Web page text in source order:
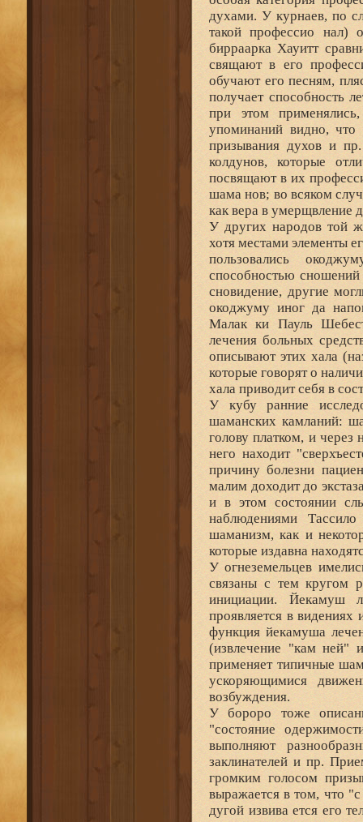
духами. У курнаев, по
такой профессио нал)
бирраарка Хауитт
свящают в его
обучают его песням,
получает способность
при этом
упоминаний видно, что
призывания духов и
колдунов, которые
посвящают в их
шама нов; во всяком
как вера в умерщвление
У других народов той
хотя местами элементы
пользовались
способностью
сновидение, другие
окоджуму иног да
Малак ки Пауль
лечения больных
описывают этих хала
которые говорят о
хала приводит себя в
У кубу ранние
шаманских камланий:
голову платком, и
него находит
причину болезни
малим доходит до
и в этом состоянии
наблюдениями
шаманизм, как и
которые издавна
У огнеземельцев
связаны с тем кругом
инициации. Йекамуш
проявляется в
функция йекамуша
(извлечение "кам ней"
применяет типичные
ускоряющимися
возбуждения.
У бороро тоже
"состояние
выполняют
заклинателей и пр.
громким голосом
выражается в том, что
дугой извива ется его